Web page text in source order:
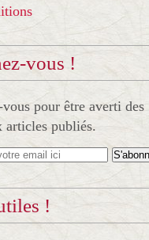
vous !
pour être averti des
articles publiés.
!